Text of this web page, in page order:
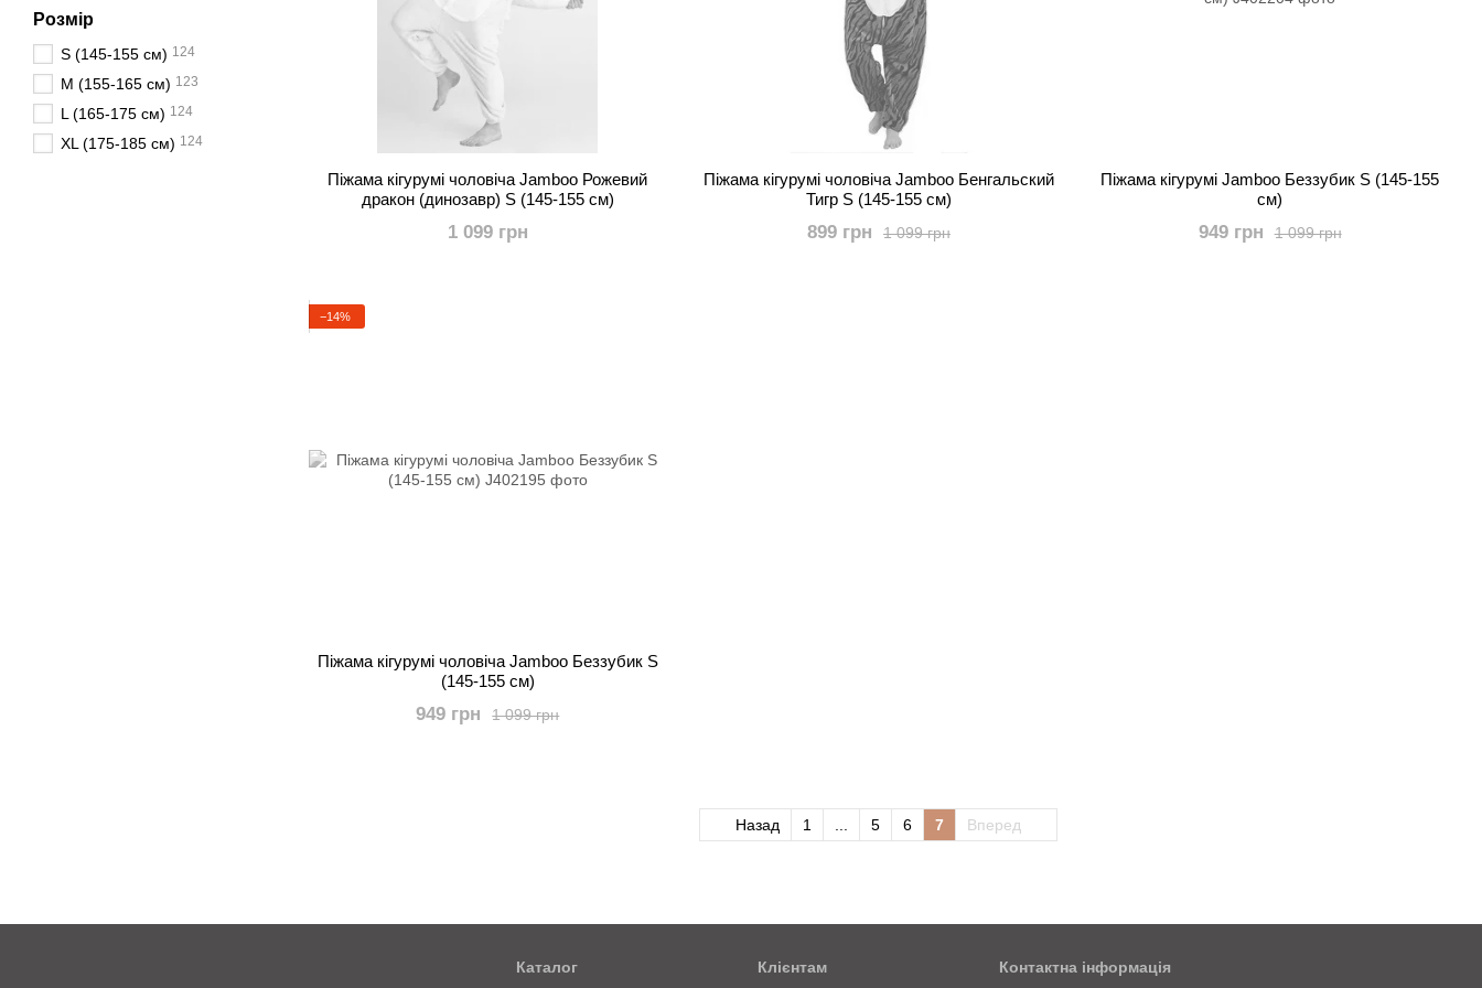
Піжама кігурумі чоловіча Jamboo Рожевий
дракон (динозавр) S (145-155 см)
1 099 грн
Піжама кігурумі чоловіча Jamboo Бенгальский
Тигр S (145-155 см)
1 099 грн
899 грн
Піжама кігурумі Jamboo Беззубик S (145-155
см)
1 099 грн
949 грн
−14%
Піжама кігурумі чоловіча Jamboo Беззубик S
(145-155 см)
1 099 грн
949 грн
Назад 1 5 6 7 Вперед
Розмір
S (145-155 см) 124
M (155-165 см) 123
L (165-175 см) 124
XL (175-185 см) 124
Каталог Клієнтам Контактна інформація